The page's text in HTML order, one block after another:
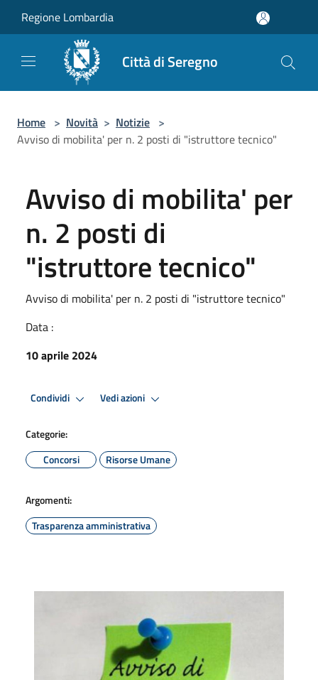
Regione Lombardia
Città di Seregno
Home > Novità > Notizie >
Avviso di mobilita' per n. 2 posti di "istruttore tecnico"
Avviso di mobilita' per
n. 2 posti di
"istruttore tecnico"
Avviso di mobilita' per n. 2 posti di "istruttore tecnico"
Data :
10 aprile 2024
Condividi Vedi azioni
Categorie:
Concorsi
Risorse Umane
Argomenti:
Trasparenza amministrativa